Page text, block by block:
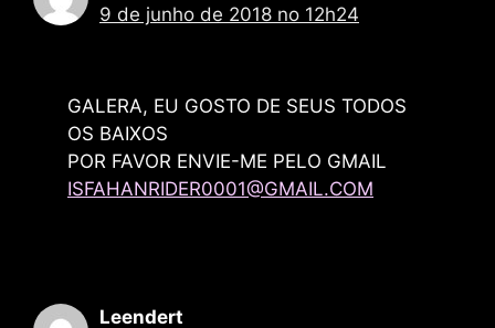
9 de junho de 2018 no 12h24
GALERA, EU GOSTO DE SEUS TODOS
OS BAIXOS
POR FAVOR ENVIE-ME PELO GMAIL
ISFAHANRIDER0001@GMAIL.COM
Leendert